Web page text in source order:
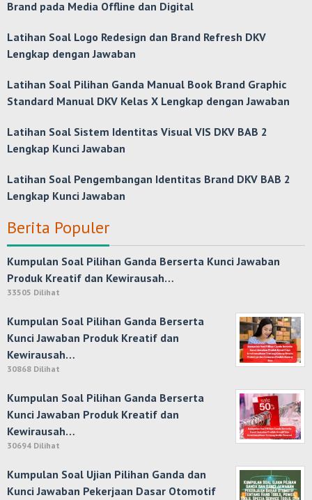
Brand pada Media Offline dan Digital
Latihan Soal Logo Redesign dan Brand Refresh DKV
Lengkap dengan Jawaban
Latihan Soal Pilihan Ganda Manual Book Brand Graphic
Standard Manual DKV Kelas X Lengkap dengan Jawaban
Latihan Soal Sistem Identitas Visual VIS DKV BAB 2
Lengkap Kunci Jawaban
Latihan Soal Pengembangan Identitas Brand DKV BAB 2
Lengkap Kunci Jawaban
Berita Populer
Kumpulan Soal Pilihan Ganda Berserta Kunci Jawaban
Produk Kreatif dan Kewirausah…
33505 Dilihat
Kumpulan Soal Pilihan Ganda Berserta
Kunci Jawaban Produk Kreatif dan
Kewirausah…
30868 Dilihat
Kumpulan Soal Pilihan Ganda Berserta
Kunci Jawaban Produk Kreatif dan
Kewirausah…
30694 Dilihat
Kumpulan Soal Ujian Pilihan Ganda dan
Kunci Jawaban Pekerjaan Dasar Otomotif